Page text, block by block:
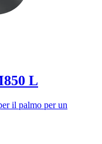
L
il palmo per un